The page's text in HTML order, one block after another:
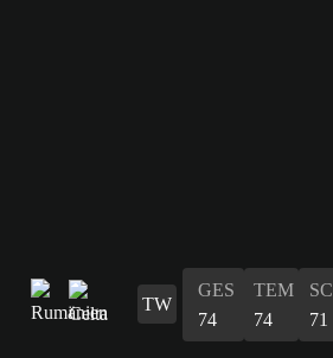
TW
GES
74
TEM
74
71